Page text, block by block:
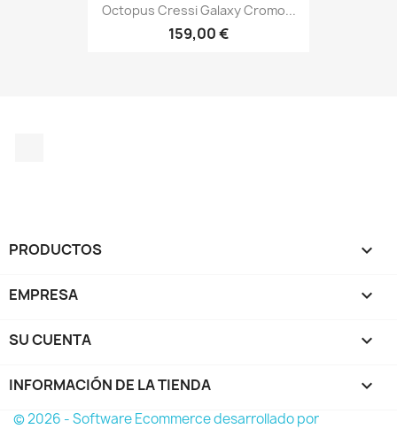
Octopus Cressi Galaxy Cromo...
159,00 €
PRODUCTOS 
EMPRESA 
SU CUENTA 
INFORMACIÓN DE LA TIENDA keyboard_arrow_down
© 2026 - Software Ecommerce desarrollado por